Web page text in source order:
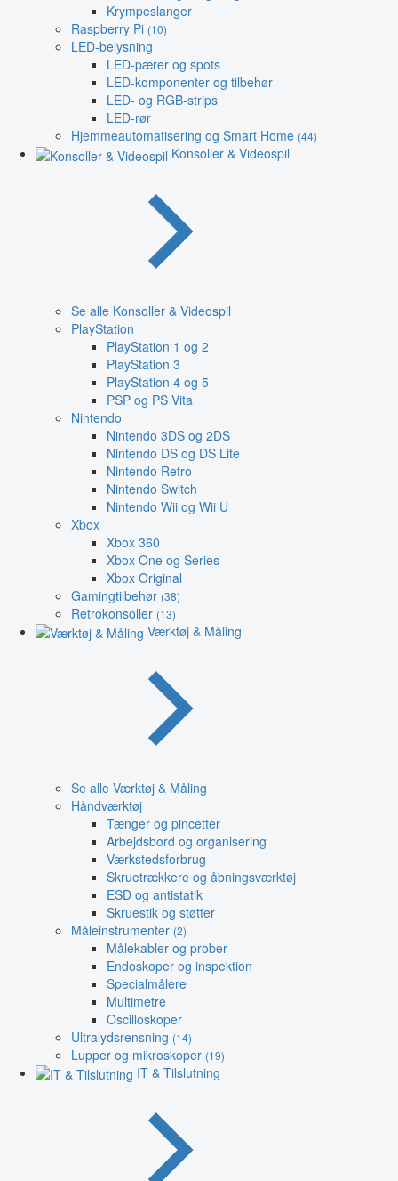
Krympeslanger
Raspberry Pi (10)
LED-belysning
LED-pærer og spots
LED-komponenter og tilbehør
LED- og RGB-strips
LED-rør
Hjemmeautomatisering og Smart Home (44)
Konsoller & Videospil
Se alle Konsoller & Videospil
PlayStation
PlayStation 1 og 2
PlayStation 3
PlayStation 4 og 5
PSP og PS Vita
Nintendo
Nintendo 3DS og 2DS
Nintendo DS og DS Lite
Nintendo Retro
Nintendo Switch
Nintendo Wii og Wii U
Xbox
Xbox 360
Xbox One og Series
Xbox Original
Gamingtilbehør (38)
Retrokonsoller (13)
Værktøj & Måling
Se alle Værktøj & Måling
Håndværktøj
Tænger og pincetter
Arbejdsbord og organisering
Værkstedsforbrug
Skruetrækkere og åbningsværktøj
ESD og antistatik
Skruestik og støtter
Måleinstrumenter (2)
Målekabler og prober
Endoskoper og inspektion
Specialmålere
Multimetre
Oscilloskoper
Ultralydsrensning (14)
Lupper og mikroskoper (19)
IT & Tilslutning